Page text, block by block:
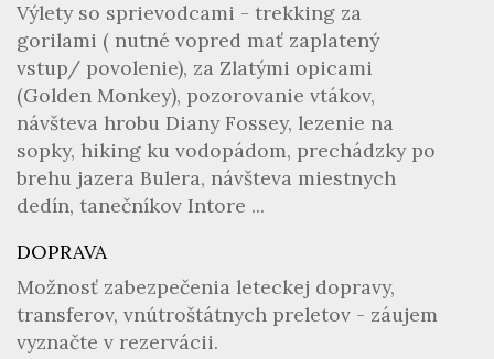
Výlety so sprievodcami - trekking za
gorilami ( nutné vopred mať zaplatený
vstup/ povolenie), za Zlatými opicami
(Golden Monkey), pozorovanie vtákov,
návšteva hrobu Diany Fossey, lezenie na
sopky, hiking ku vodopádom, prechádzky po
brehu jazera Bulera, návšteva miestnych
dedín, tanečníkov Intore ...
DOPRAVA
Možnosť zabezpečenia leteckej dopravy,
transferov, vnútroštátnych preletov - záujem
vyznačte v rezervácii.